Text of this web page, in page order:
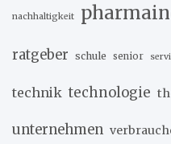
nachhaltigkeit
ratgeber schule senior
technik technologie
unternehmen